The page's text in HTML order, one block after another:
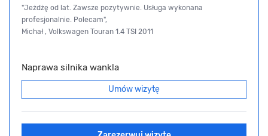
"Jeżdżę od lat. Zawsze pozytywnie. Usługa wykonana
profesjonalnie. Polecam",
Michał , Volkswagen Touran 1.4 TSI 2011
Naprawa silnika wankla
Umów wizytę